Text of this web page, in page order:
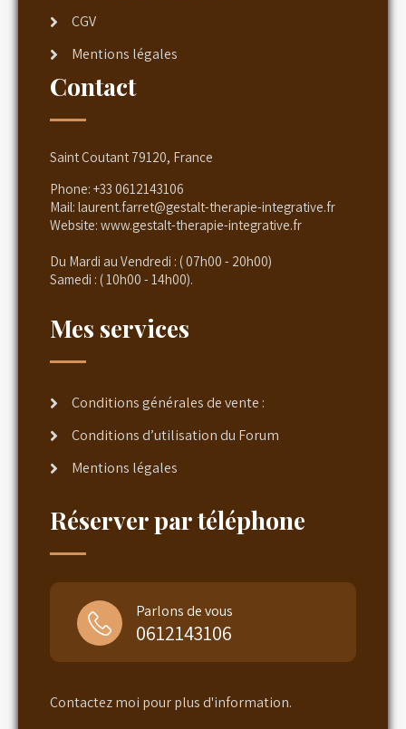
CGV
Mentions légales
Contact
Saint Coutant 79120, France
Phone: +33 0612143106
Mail: laurent.farret@gestalt-therapie-integrative.fr
Website: www.gestalt-therapie-integrative.fr
Du Mardi au Vendredi : ( 07h00 - 20h00)
Samedi : ( 10h00 - 14h00).
Mes services
Conditions générales de vente :
Conditions d’utilisation du Forum
Mentions légales
Réserver par téléphone
Parlons de vous
0612143106
Contactez moi pour plus d'information.